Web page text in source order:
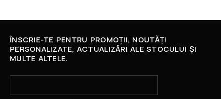
ÎNSCRIE-TE PENTRU PROMOȚII, NOUTĂȚI
PERSONALIZATE, ACTUALIZĂRI ALE STOCULUI ȘI
MULTE ALTELE.